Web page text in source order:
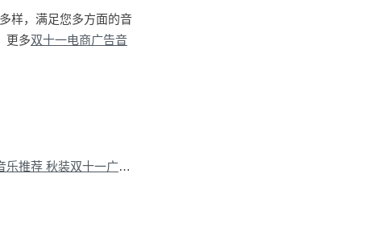
样，满足您多方面的音
更多双十一电商广告音
下一篇：100Audio音乐推荐 秋装双十一广告音乐